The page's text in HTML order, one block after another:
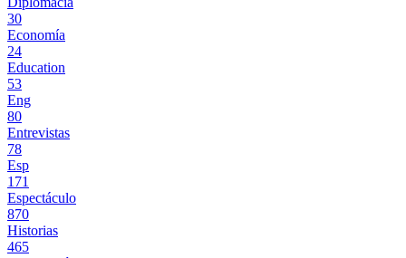
30
Economía
24
Education
53
Eng
80
Entrevistas
78
Esp
171
Espectáculo
870
Historias
465